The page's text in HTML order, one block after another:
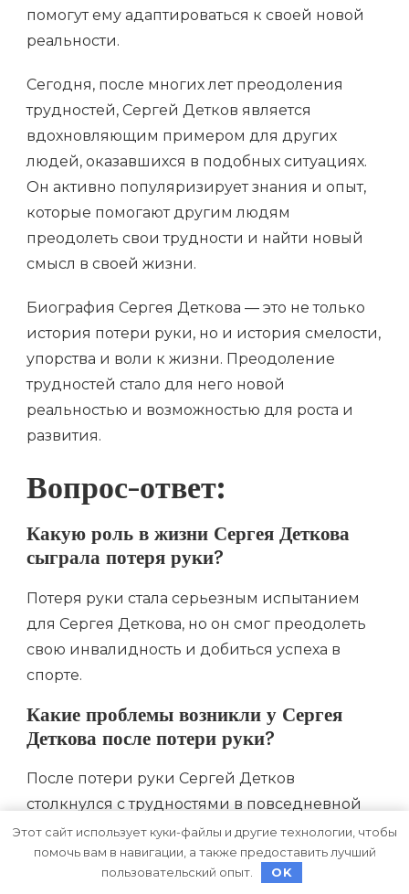
помогут ему адаптироваться к своей новой
реальности.
Сегодня, после многих лет преодоления
трудностей, Сергей Детков является
вдохновляющим примером для других
людей, оказавшихся в подобных ситуациях.
Он активно популяризирует знания и опыт,
которые помогают другим людям
преодолеть свои трудности и найти новый
смысл в своей жизни.
Биография Сергея Деткова — это не только
история потери руки, но и история смелости,
упорства и воли к жизни. Преодоление
трудностей стало для него новой
реальностью и возможностью для роста и
развития.
Вопрос-ответ:
Какую роль в жизни Сергея Деткова
сыграла потеря руки?
Потеря руки стала серьезным испытанием
для Сергея Деткова, но он смог преодолеть
свою инвалидность и добиться успеха в
спорте.
Какие проблемы возникли у Сергея
Деткова после потери руки?
После потери руки Сергей Детков
столкнулся с трудностями в повседневной
жизни, такими как самообслуживание и
снятие проклятий.
Этот сайт использует куки-файлы и другие технологии, чтобы
помочь вам в навигации, а также предоставить лучший
пользовательский опыт.
OK